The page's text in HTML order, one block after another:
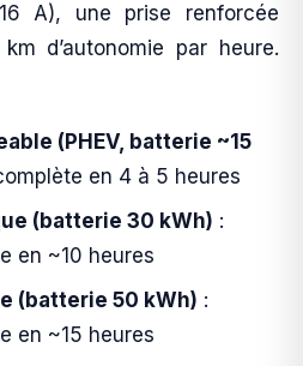
A), une prise renforcée
d’autonomie par heure.
(PHEV, batterie ~15
en 4 à 5 heures
(batterie 30 kWh) :
en ~10 heures
(batterie 50 kWh) :
en ~15 heures